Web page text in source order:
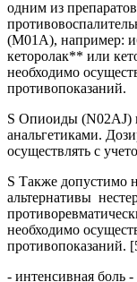
одним из
(M01A), например:
кеторолак** или
необходимо
противопоказаний.
S Опиоиды (N02AJ)
анальгетиками.
осуществлять с
S Также допустимо
альтернативы
необходимо
противопоказаний.
- интенсивная